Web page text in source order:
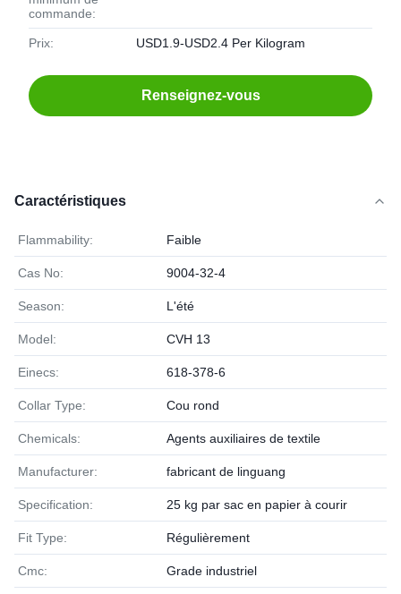
commande:
Prix: USD1.9-USD2.4 Per Kilogram
Renseignez-vous
Caractéristiques
Flammability: Faible
Cas No: 9004-32-4
Season: L'été
Model: CVH 13
Einecs: 618-378-6
Collar Type: Cou rond
Chemicals: Agents auxiliaires de textile
Manufacturer: fabricant de linguang
Specification: 25 kg par sac en papier à courir
Fit Type: Régulièrement
Cmc: Grade industriel